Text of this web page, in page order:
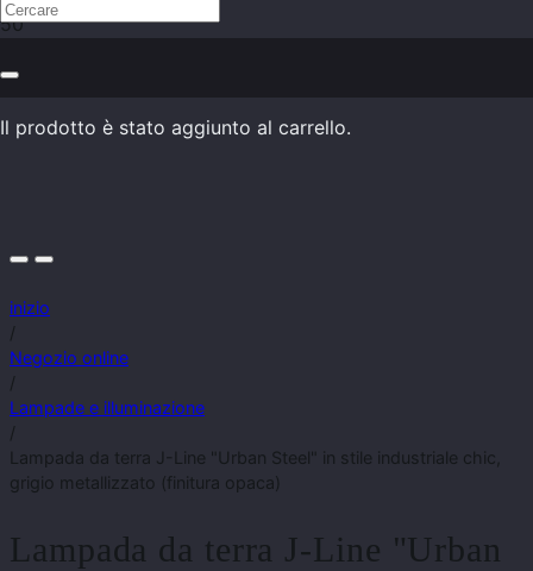
Il prodotto è stato aggiunto al carrello.
inizio
/
Negozio online
/
Lampade e illuminazione
/
Lampada da terra J-Line "Urban Steel" in stile industriale chic,
grigio metallizzato (finitura opaca)
Lampada da terra J-Line "Urban